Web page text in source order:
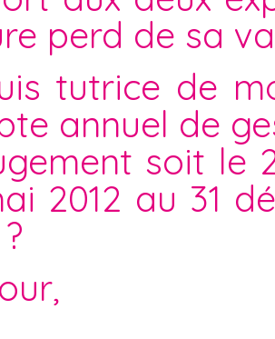
perd de sa
tutrice de
annuel de
soit le
2012 au 31